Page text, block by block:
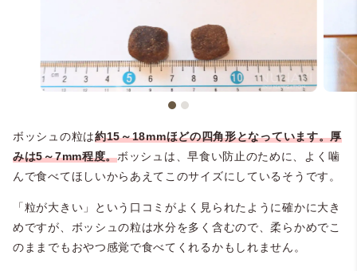
ボッシュの粒は約15～18mmほどの四角形となっています。厚
みは5～7mm程度。ボッシュは、早食い防止のために、よく噛
んで食べてほしいからあえてこのサイズにしているそうです。
「粒が大きい」という口コミがよく見られたように確かに大き
めですが、ボッシュの粒は水分を多く含むので、柔らかめでこ
のままでもおやつ感覚で食べてくれるかもしれません。